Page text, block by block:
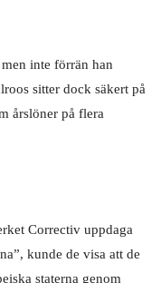
inte förrän han
sitter dock säkert på
årslöner på flera
Correctiv uppdaga
kunde de visa att de
staterna genom